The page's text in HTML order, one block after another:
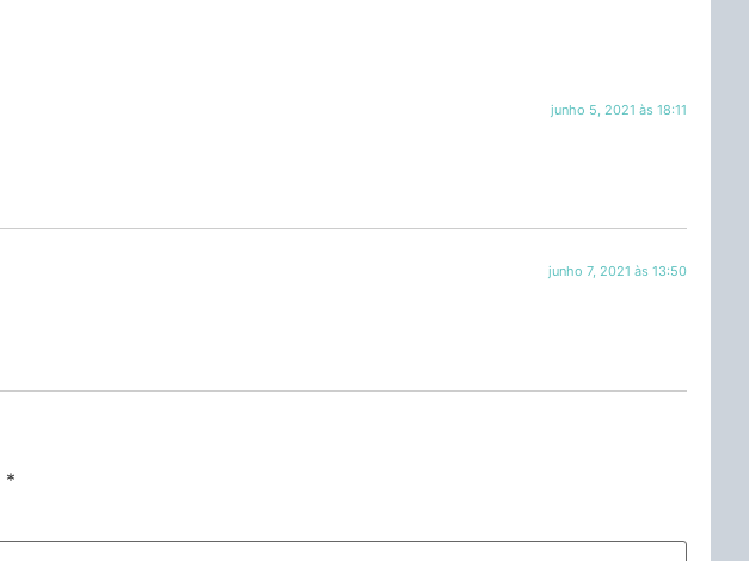
junho 5, 2021 às 18:11
junho 7, 2021 às 13:50
*